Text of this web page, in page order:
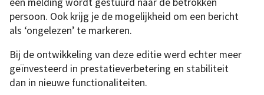
persoon. Ook krijg je de mogelijkheid om een bericht
als ‘ongelezen’ te markeren.
Bij de ontwikkeling van deze editie werd echter meer
geïnvesteerd in prestatieverbetering en stabiliteit
dan in nieuwe functionaliteiten.